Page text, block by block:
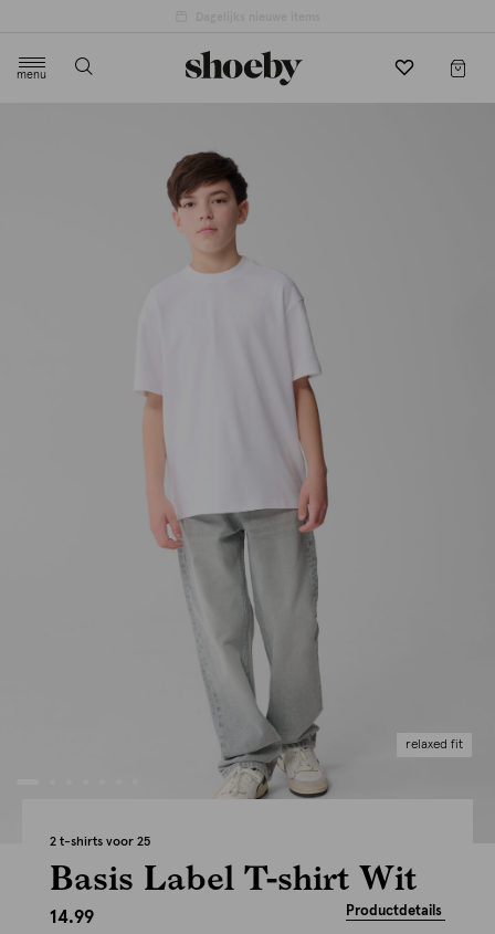
menu
relaxed fit
2 t-shirts voor 25
Basis Label T-shirt Wit
14.99 Productdetails